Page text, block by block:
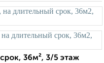
36м², 3/5 этаж